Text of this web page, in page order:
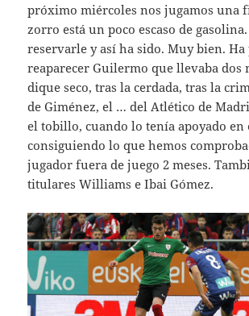
próximo miércoles nos jugamos una
zorro está un poco escaso de
reservarle y así ha sido. Muy bien. Ha
reaparecer Guilermo que llevaba dos
dique seco, tras la cerdada, tras la
de Giménez, el … del Atlético de
el tobillo, cuando lo tenía apoyado en
consiguiendo lo que hemos
jugador fuera de juego 2 meses.
titulares Williams e Ibai Gómez.